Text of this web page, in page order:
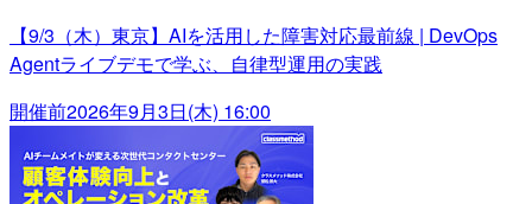
【9/3（木）東京】AIを活用した障害対応最前線 | DevOps
Agentライブデモで学ぶ、自律型運用の実践
開催前2026年9月3日(木) 16:00